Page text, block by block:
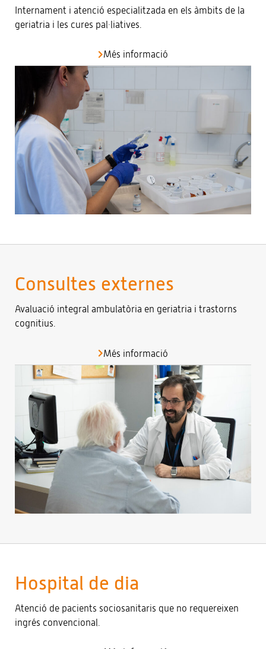
Internament i atenció especialitzada en els àmbits de la
geriatria i les cures pal·liatives.
Més informació
Consultes externes
Avaluació integral ambulatòria en geriatria i trastorns
cognitius.
Més informació
Hospital de dia
Atenció de pacients sociosanitaris que no requereixen
ingrés convencional.